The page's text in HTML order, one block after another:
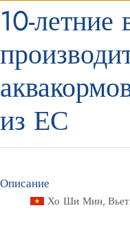
10-летние
из ЕС
Описание
Хо Ши Мин,